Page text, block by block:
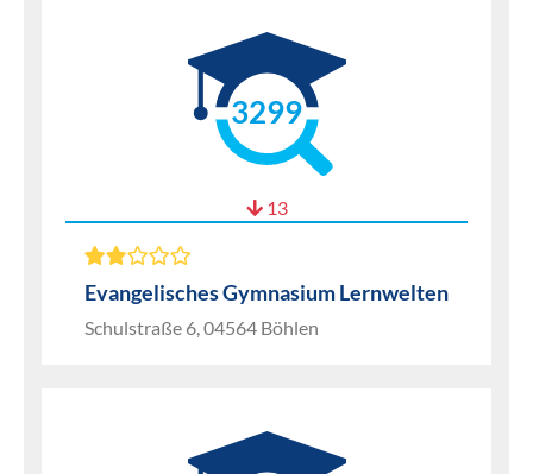
3299
13
Evangelisches Gymnasium Lernwelten
Schulstraße 6, 04564 Böhlen